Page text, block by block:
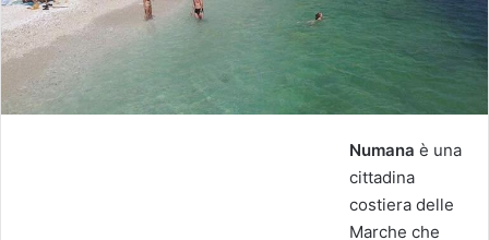
Numana è una
cittadina
costiera delle
Marche che